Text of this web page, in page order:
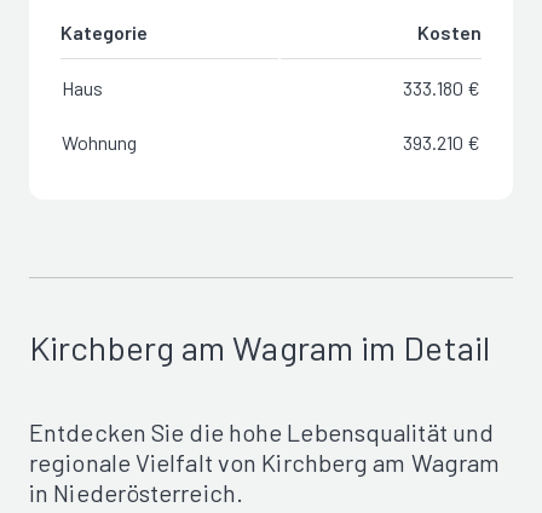
Kategorie Kosten
Haus 333.180 €
Wohnung 393.210 €
Kirchberg am Wagram im Detail
Entdecken Sie die hohe Lebensqualität und
regionale Vielfalt von Kirchberg am Wagram
in Niederösterreich.